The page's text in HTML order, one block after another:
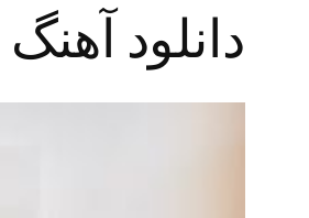
دانلود